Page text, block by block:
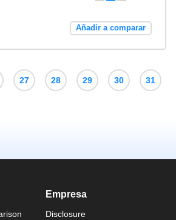
Añadir a comparar
27 28 29 30 31
Empresa
Disclosure